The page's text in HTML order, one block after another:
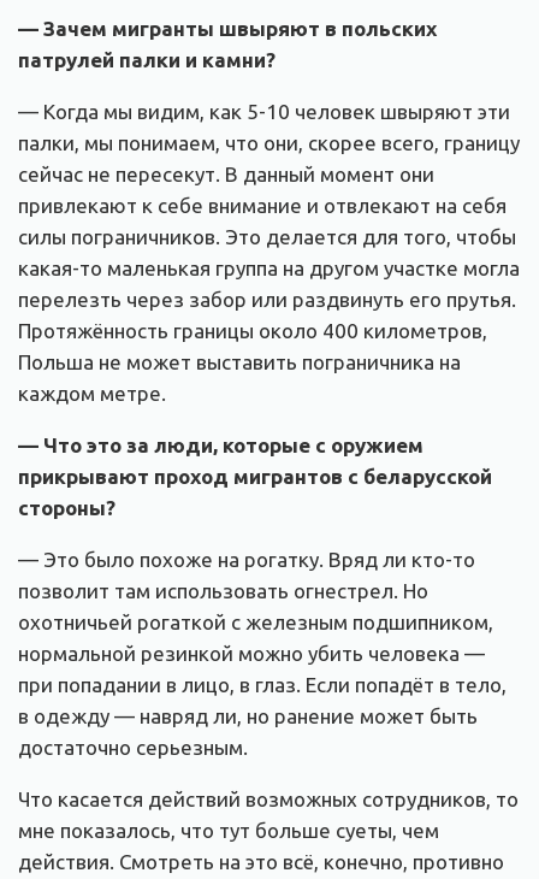
— Зачем мигранты швыряют в польских
патрулей палки и камни?
— Когда мы видим, как 5-10 человек швыряют эти
палки, мы понимаем, что они, скорее всего, границу
сейчас не пересекут. В данный момент они
привлекают к себе внимание и отвлекают на себя
силы пограничников. Это делается для того, чтобы
какая-то маленькая группа на другом участке могла
перелезть через забор или раздвинуть его прутья.
Протяжённость границы около 400 километров,
Польша не может выставить пограничника на
каждом метре.
— Что это за люди, которые с оружием
прикрывают проход мигрантов с беларусской
стороны?
— Это было похоже на рогатку. Вряд ли кто-то
позволит там использовать огнестрел. Но
охотничьей рогаткой с железным подшипником,
нормальной резинкой можно убить человека —
при попадании в лицо, в глаз. Если попадёт в тело,
в одежду — навряд ли, но ранение может быть
достаточно серьезным.
Что касается действий возможных сотрудников, то
мне показалось, что тут больше суеты, чем
действия. Смотреть на это всё, конечно, противно